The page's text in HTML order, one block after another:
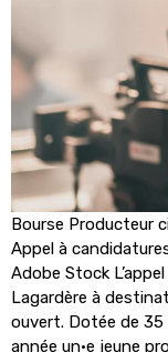
Bourse Producteur
Appel à
Adobe Stock
Lagardère à
ouvert. Dotée de
année un·e jeune